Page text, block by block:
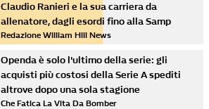
Claudio Ranieri e la sua carriera da
allenatore, dagli esordi fino alla Samp
Redazione William Hill News
Openda è solo l'ultimo della serie: gli
acquisti più costosi della Serie A spediti
altrove dopo una sola stagione
Che Fatica La Vita Da Bomber